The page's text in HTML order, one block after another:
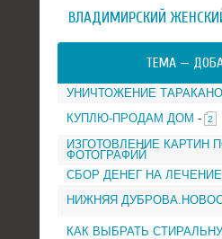
ВЛАДИМИРСКИЙ
ТЕМА —
УНИЧТОЖЕНИЕ
КУПЛЮ-ПРОДАМ ДОМ - 2
ИЗГОТОВЛЕНИЕ КАРТИН
ФОТОГРАФИЙ
СБОР ДЕНЕГ НА
НИЖНЯЯ
КАК ВЫБРАТЬ